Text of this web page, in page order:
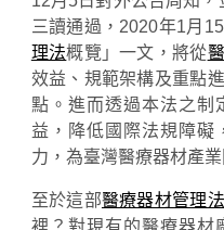
三讀通過，2020年1月
理法概覽」一文，將從
效益、規範架構及重點
點。進而透過本法之制
益，降低國際法規障礙
力，為臺灣醫療器材產
至於這部醫療器材管理法